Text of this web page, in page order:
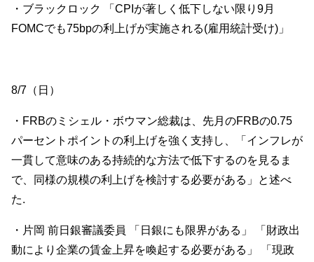
・ブラックロック 「CPIが著しく低下しない限り9月
FOMCでも75bpの利上げが実施される(雇用統計受け)」
8/7（日）
・FRBのミシェル・ボウマン総裁は、先月のFRBの0.75
パーセントポイントの利上げを強く支持し、「インフレが
一貫して意味のある持続的な方法で低下するのを見るま
で、同様の規模の利上げを検討する必要がある」と述べ
た.
・片岡 前日銀審議委員 「日銀にも限界がある」 「財政出
動により企業の賃金上昇を喚起する必要がある」 「現政